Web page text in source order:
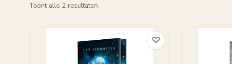
Toont alle 2 resultaten
♡